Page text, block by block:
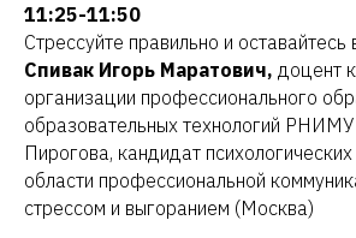
11:25-11:50
Стрессуйте правильно и
Спивак Игорь Маратович, доцент
организации профессионального
образовательных технологий
Пирогова, кандидат психологических
области профессиональной
стрессом и выгоранием (Москва)